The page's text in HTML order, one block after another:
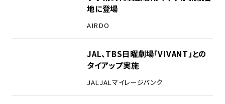
地に登場
AIRDO
JAL、TBS日曜劇場「VIVANT」との
タイアップ実施
JAL JALマイレージバンク